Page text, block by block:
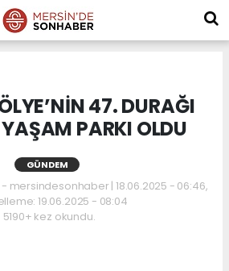
47. DURAĞI
YAŞAM PARKI OLDU
GÜNDEM
| 18.06.2025 - 06:46,
19.06.2025 - 08:04
5190+ kez okundu.